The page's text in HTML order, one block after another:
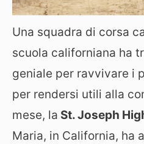
Una squadra di corsa
scuola californiana ha
geniale per ravvivare i
per rendersi utili alla
mese, la St. Joseph
Maria, in California, ha